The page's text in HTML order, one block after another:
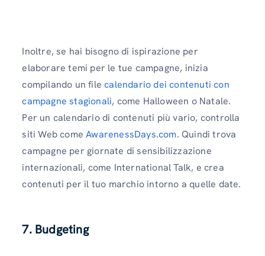
Inoltre, se hai bisogno di ispirazione per
elaborare temi per le tue campagne, inizia
compilando un filecalendario dei contenuti con
campagne stagionali, come Halloween o Natale.
Per un calendario di contenuti più vario, controlla
siti Web come AwarenessDays.com. Quindi trova
campagne per giornate di sensibilizzazione
internazionali, come International Talk, e crea
contenuti per il tuo marchio intorno a quelle date.
7. Budgeting